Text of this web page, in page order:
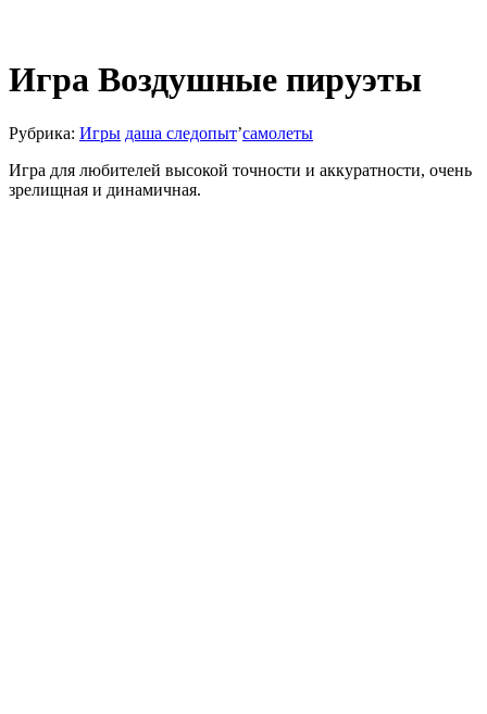
Игра Воздушные пируэты
Рубрика: Игры даша следопыт’самолеты
Игра для любителей высокой точности и аккуратности, очень
зрелищная и динамичная.